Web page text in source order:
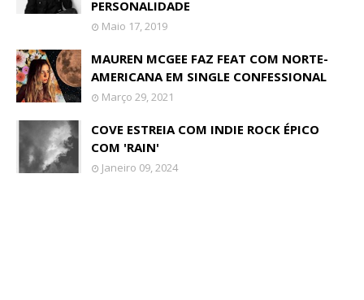
PERSONALIDADE
Maio 17, 2019
MAUREN MCGEE FAZ FEAT COM NORTE-
AMERICANA EM SINGLE CONFESSIONAL
Março 29, 2021
COVE ESTREIA COM INDIE ROCK ÉPICO
COM 'RAIN'
Janeiro 09, 2024